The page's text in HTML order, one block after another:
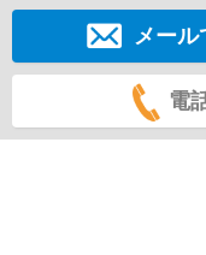
メール
電